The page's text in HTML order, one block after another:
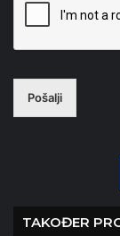
Pošalji
TAKOĐER